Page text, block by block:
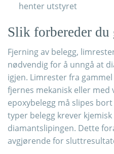
henter utstyret
Slik forbereder du
Fjerning av belegg,
nødvendig for å unngå at
igjen. Limrester fra
fjernes mekanisk eller med
epoxybelegg må slipes
typer belegg krever
diamantslipingen. Dette
avgjørende for